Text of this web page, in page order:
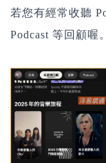
若您有經常收聽
Podcast 等回顧喔。